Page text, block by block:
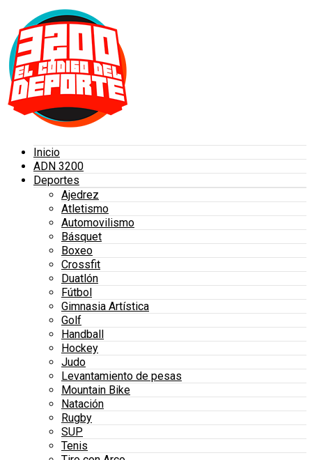
Inicio
ADN 3200
Deportes
Ajedrez
Atletismo
Automovilismo
Básquet
Boxeo
Crossfit
Duatlón
Fútbol
Gimnasia Artística
Golf
Handball
Hockey
Judo
Levantamiento de pesas
Mountain Bike
Natación
Rugby
SUP
Tenis